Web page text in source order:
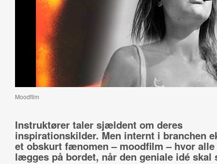
Moodfilm
Instruktører taler sjældent om deres
inspirationskilder. Men internt i branchen
et obskurt fænomen – moodfilm – hvor
lægges på bordet, når den geniale idé